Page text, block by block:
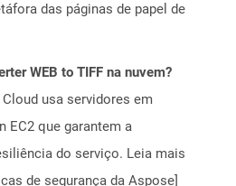
das páginas de papel de
WEB to TIFF na nuvem?
usa servidores em
EC2 que garantem a
do serviço. Leia mais
de segurança da Aspose]